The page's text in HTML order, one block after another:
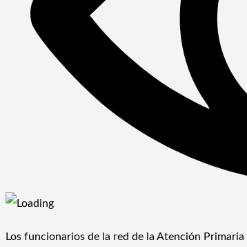
Los funcionarios de la red de la Atención